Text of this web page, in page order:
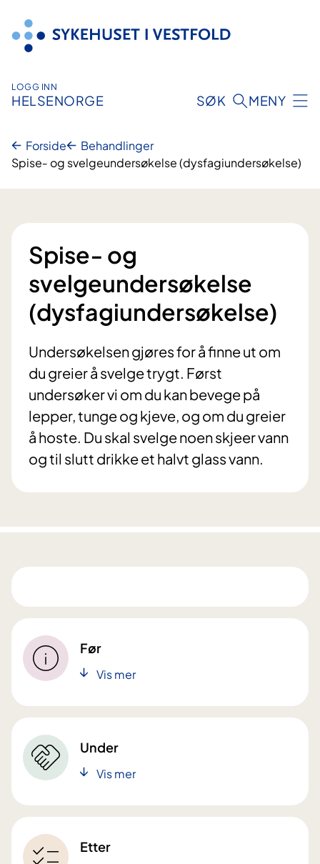
innhold
LOGG INN
HELSENORGE SØK MENY
Forside
Behandlinger
Spise‐ og svelgeundersøkelse (dysfagiundersøkelse)
Spise‐ og
svelgeundersøkelse
(dysfagiundersøkelse)
Undersøkelsen gjøres for å finne ut om
du greier å svelge trygt. Først
undersøker vi om du kan bevege på
lepper, tunge og kjeve, og om du greier
å hoste. Du skal svelge noen skjeer vann
og til slutt drikke et halvt glass vann.
Før
Vis mer
Under
Vis mer
Etter